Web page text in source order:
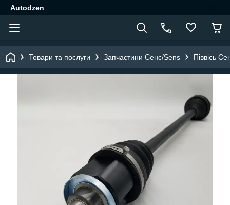
Autodzen
Товари та послуги Запчастини Сенс/Sens Піввісь